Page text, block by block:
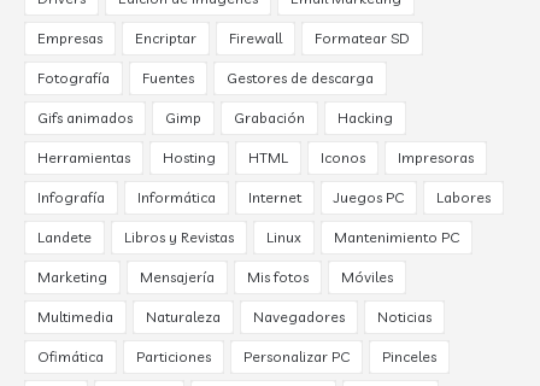
Empresas Encriptar Firewall Formatear SD
Fotografía Fuentes Gestores de descarga
Gifs animados Gimp Grabación Hacking
Herramientas Hosting HTML Iconos Impresoras
Infografía Informática Internet Juegos PC Labores
Landete Libros y Revistas Linux Mantenimiento PC
Marketing Mensajería Mis fotos Móviles
Multimedia Naturaleza Navegadores Noticias
Ofimática Particiones Personalizar PC Pinceles